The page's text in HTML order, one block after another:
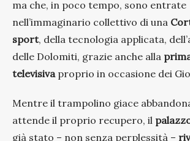
ma che, in poco tempo, sono entrate
nell’immaginario collettivo di una
sport, della tecnologia applicata,
delle Dolomiti, grazie anche alla
televisiva proprio in occasione dei
Mentre il trampolino giace
attende il proprio recupero, il
già stato – non senza perplessità –